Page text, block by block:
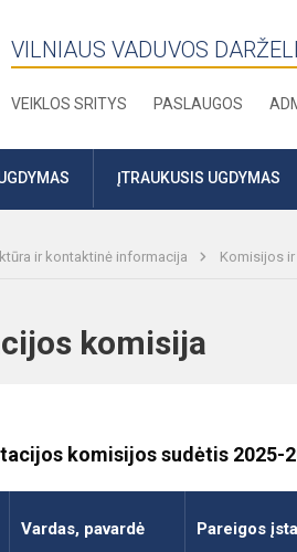
VILNIAUS VADUVOS
VEIKLOS SRITYS PASLAUGOS
ĮTRAUKUSIS UGDYMAS
ir kontaktinė informacija Komisijos
komisija
komisijos sudėtis 2025-
Vardas, pavardė Pareigos